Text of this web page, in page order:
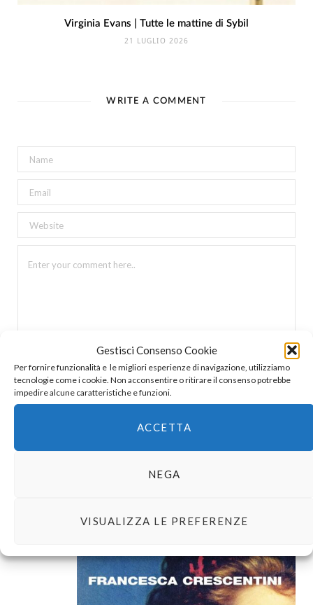
Gestisci Consenso Cookie
Per fornire funzionalità e le migliori esperienze di navigazione, utilizziamo
tecnologie come i cookie. Non acconsentire o ritirare il consenso potrebbe
impedire alcune caratteristiche e funzioni.
ACCETTA
NEGA
VISUALIZZA LE PREFERENZE
Virginia Evans | Tutte le mattine di Sybil
21 LUGLIO 2026
WRITE A COMMENT